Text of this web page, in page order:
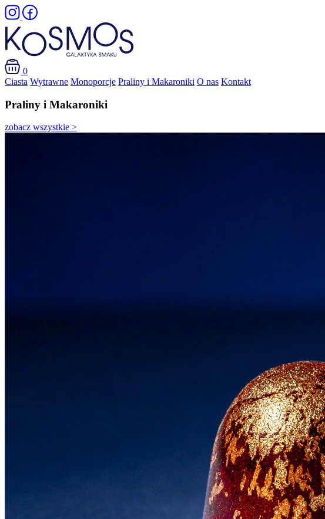
0
Ciasta Wytrawne Monoporcje Praliny i Makaroniki O nas Kontakt
Praliny i Makaroniki
zobacz wszystkie >